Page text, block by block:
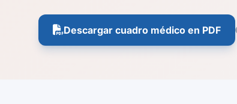
Descargar cuadro médico en PDF